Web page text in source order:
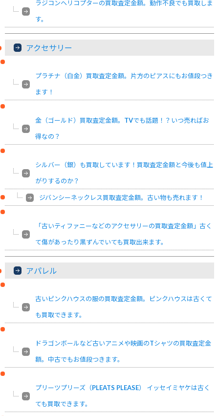
ラジコンヘリコプターの買取査定金額。動作不良でも買取しま
す。
アクセサリー
プラチナ（白金）買取査定金額。片方のピアスにもお値段つき
ます！
金（ゴールド）買取査定金額。TVでも話題！？いつ売ればお
得なの？
シルバー（銀）も買取しています！買取査定金額と今後も値上
がりするのか？
ジバンシーネックレス買取査定金額。古い物も売れます！
「古いティファニーなどのアクセサリーの買取査定金額」古く
て傷があったり黒ずんでいても買取出来ます。
アパレル
古いピンクハウスの服の買取査定金額。ピンクハウスは古くて
も買取できます。
ドラゴンボールなど古いアニメや映画のTシャツの買取査定金
額。中古でもお値段つきます。
プリーツプリーズ（PLEATS PLEASE） イッセイミヤケは古く
ても買取できます。